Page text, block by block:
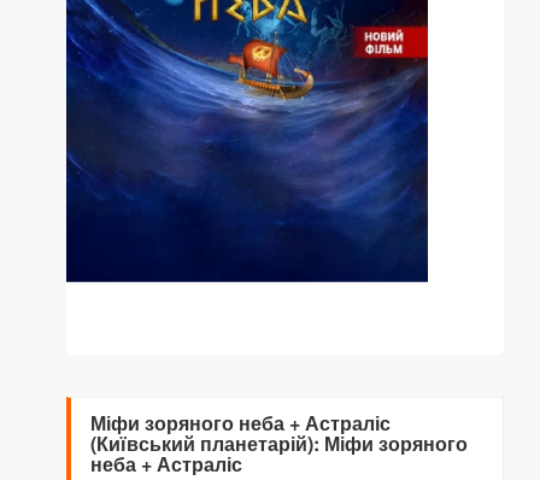
Міфи зоряного неба + Астраліс
(Київський планетарій): Міфи зоряного
неба + Астраліс